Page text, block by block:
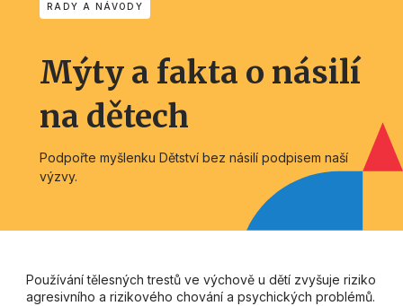
RADY A NÁVODY
Mýty a fakta o násilí
na dětech
Podpořte myšlenku Dětství bez násilí podpisem naší
výzvy.
Používání tělesných trestů ve výchově u dětí zvyšuje riziko
agresivního a rizikového chování a psychických problémů.